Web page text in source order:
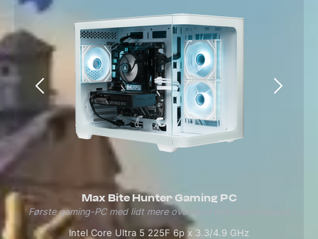
Max Bite Hunter Gaming PC
Første gaming-PC med lidt mere overskud end basisniveauet
Intel Core Ultra 5 225F 6p x 3.3/4.9 GHz